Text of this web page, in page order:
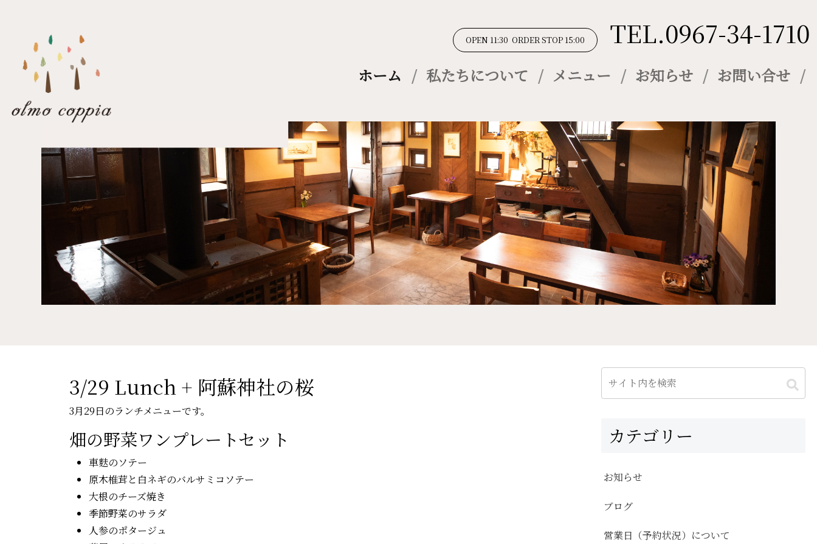
OPEN 11:30 ORDER STOP 15:00 TEL.0967-34-1710
ホーム 私たちについて メニュー お知らせ お問い合せ
3/29 Lunch + 阿蘇神社の桜
3月29日のランチメニューです。
畑の野菜ワンプレートセット
車麩のソテー
原木椎茸と白ネギのバルサミコソテー
大根のチーズ焼き
季節野菜のサラダ
人参のポタージュ
カテゴリー
お知らせ
ブログ
営業日（予約状況）について